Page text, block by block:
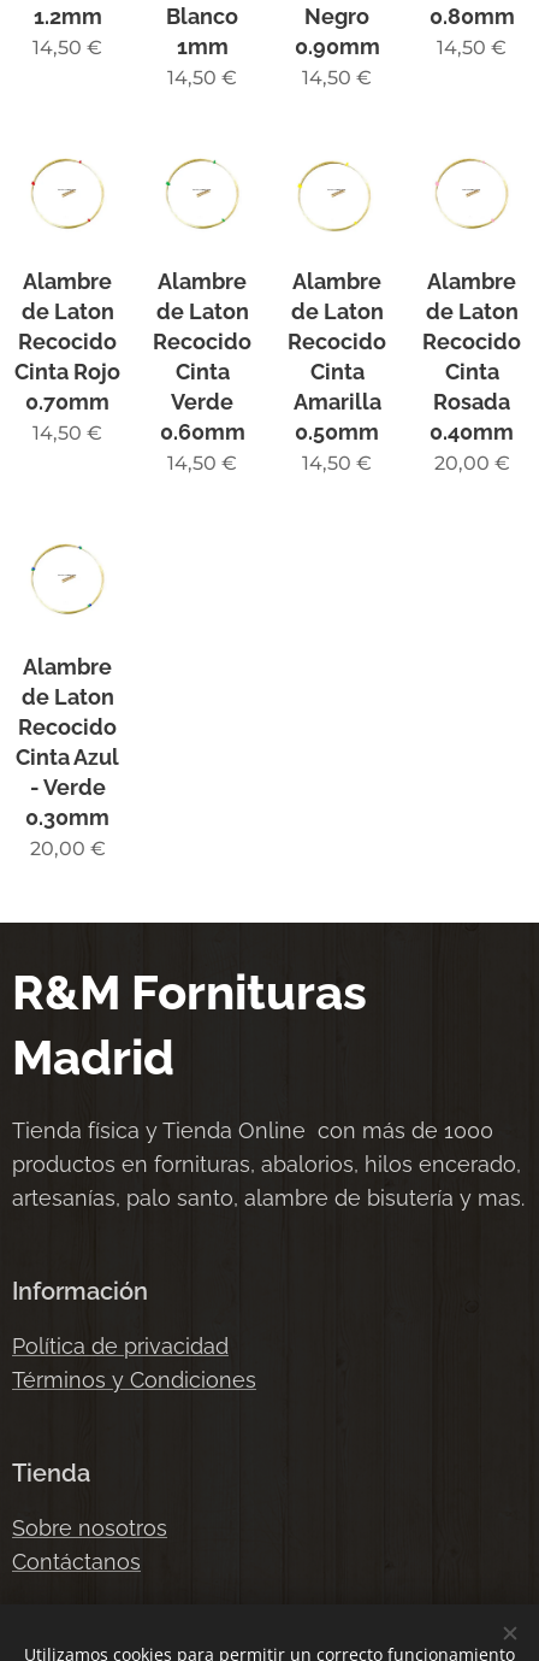
1.2mm
14,50 €
Blanco
1mm
14,50 €
Negro
0.90mm
14,50 €
0.80mm
14,50 €
Alambre
de Laton
Recocido
Cinta Rojo
0.70mm
14,50 €
Alambre
de Laton
Recocido
Cinta
Verde
0.60mm
14,50 €
Alambre
de Laton
Recocido
Cinta
Amarilla
0.50mm
14,50 €
Alambre
de Laton
Recocido
Cinta
Rosada
0.40mm
20,00 €
Alambre
de Laton
Recocido
Cinta Azul
- Verde
0.30mm
20,00 €
R&M Fornituras
Madrid
Tienda física y Tienda Online con más de 1000
productos en fornituras, abalorios, hilos encerado,
artesanías, palo santo, alambre de bisutería y mas.
Información
Política de privacidad
Términos y Condiciones
Tienda
Sobre nosotros
Contáctanos
Email: fornituras2015@hotmail.com
Utilizamos cookies para permitir un correcto funcionamiento